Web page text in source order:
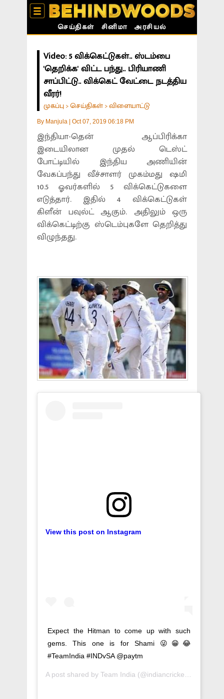
செய்திகள் சினிமா அரசியல்
Video: 5 விக்கெட்டுகள்.. ஸ்டம்பை
'தெறிக்க' விட்ட பந்து.. பிரியாணி
சாப்பிட்டு.. விக்கெட் வேட்டை நடத்திய
வீரர்!
முகப்பு >செய்திகள் >விளையாட்டு
By Manjula Oct 07, 2019 06:18 PM
இந்தியா-தென் ஆப்பிரிக்கா
இடையிலான முதல் டெஸ்ட்
போட்டியில் இந்திய அணியின்
வேகப்பந்து வீச்சாளர் முகம்மது ஷமி
10.5 ஓவர்களில் 5 விக்கெட்டுகளை
எடுத்தார். இதில் 4 விக்கெட்டுகள்
கிளீன் பவுல்ட் ஆகும். அதிலும் ஒரு
விக்கெட்டிற்கு ஸ்டெம்புகளே தெறித்து
விழுந்தது.
View this post on Instagram
Expect the Hitman to come up with such
gems. This one is for Shami 😜😁😂
#TeamIndia #INDvSA @paytm
A post shared by Team India (@indiancricketteam) on